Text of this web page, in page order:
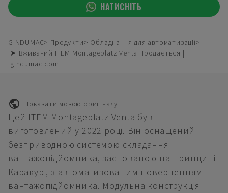
НАТИСНІТЬ
GINDUMAC Продукти
Обладнання для автоматизації
➤ Вживаний ITEM Montageplatz Venta Продається |
gindumac.com
Показати мовою оригіналу
Цей ITEM Montageplatz Venta був
виготовлений у 2022 році. Він оснащений
безприводною системою складання
вантажопідйомника, заснованою на принципі
Каракурі, з автоматизованим поверненням
вантажопідйомника. Модульна конструкція